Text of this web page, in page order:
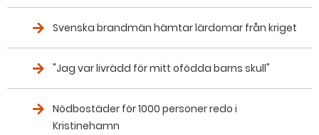
Svenska brandmän hämtar lärdomar från kriget
"Jag var livrädd för mitt ofödda barns skull"
Nödbostäder för 1000 personer redo i
Kristinehamn